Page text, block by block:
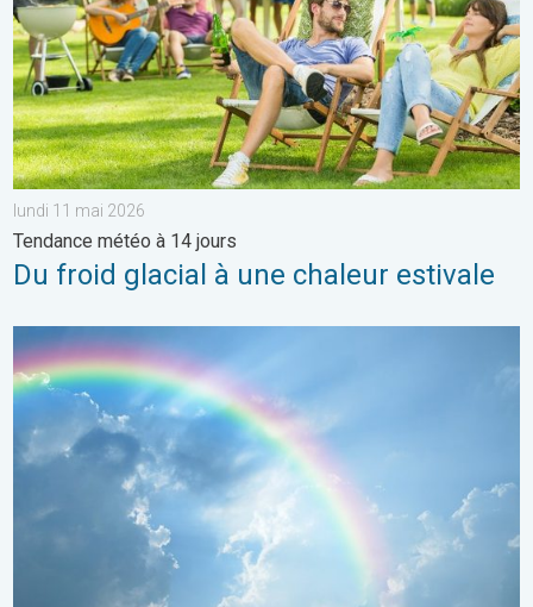
lundi 11 mai 2026
Tendance météo à 14 jours
Du froid glacial à une chaleur estivale
Eclaircies après les orages de samedi. Météo de votre